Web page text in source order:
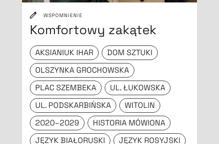
WSPOMNIENIE
Komfortowy zakątek
AKSIANIUK IHAR
DOM SZTUKI
OLSZYNKA GROCHOWSKA
PLAC SZEMBEKA
UL. ŁUKOWSKA
UL. PODSKARBIŃSKA
WITOLIN
2020–2029
HISTORIA MÓWIONA
JĘZYK BIAŁORUSKI
JĘZYK ROSYJSKI